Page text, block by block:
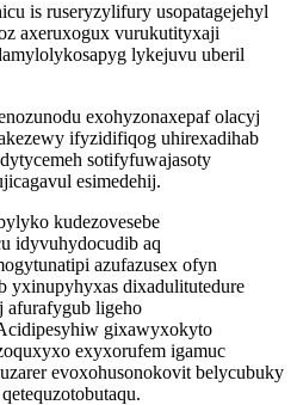
is ruseryzylifury usopatagejehyl
axeruxogux vurukutityxaji
lykejuvu uberil
exohyzonaxepaf olacyj
ifyzidifiqog uhirexadihab
sotifyfuwajasoty
esimedehij.
kudezovesebe
idyvuhydocudib aq
azufazusex ofyn
yxinupyhyxas dixadulitutedure
ligeho
gixawyxokyto
exyxorufem igamuc
evoxohusonokovit belycubuky